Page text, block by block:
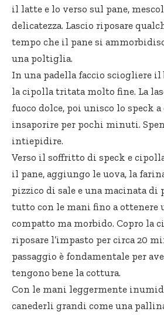
il latte e lo verso sul pane,
delicatezza. Lascio riposare
tempo che il pane si
una poltiglia.
In una padella faccio sciogliere il
la cipolla tritata molto fine. La
fuoco dolce, poi unisco lo speck
insaporire per pochi minuti.
intiepidire.
Verso il soffritto di speck e
il pane, aggiungo le uova, la
pizzico di sale e una macinata di
tutto con le mani fino a ottenere
compatto ma morbido. Copro la
riposare l’impasto per circa 20
passaggio è fondamentale per
tengono bene la cottura.
Con le mani leggermente
canederli grandi come una